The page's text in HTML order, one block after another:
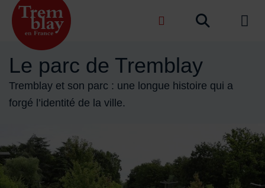
Menu de raccourcis
Accueil ville de Tremblay-en-France de
Le parc de Tremblay
Tremblay et son parc : une longue histoire qui a
forgé l’identité de la ville.